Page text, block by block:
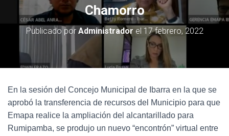
Chamorro
Publicado por Administrador el 17 febrero, 2022
En la sesión del Concejo Municipal de Ibarra en la que se
aprobó la transferencia de recursos del Municipio para que
Emapa realice la ampliación del alcantarillado para
Rumipamba, se produjo un nuevo “encontrón” virtual entre